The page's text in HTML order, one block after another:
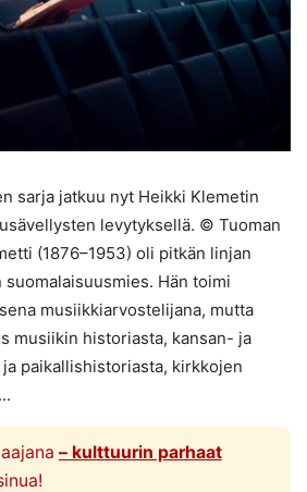
sarja jatkuu nyt Heikki Klemetin
levytyksellä. © Tuoman
(1876–1953) oli pitkän linjan
Hän toimi
musiikkiarvostelijana, mutta
musiikin historiasta, kansan- ja
paikallishistoriasta, kirkkojen
– kulttuurin parhaat